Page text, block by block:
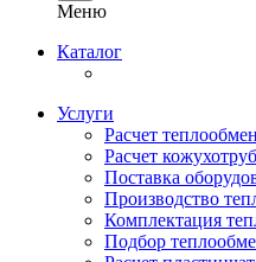
Меню
Каталог
Услуги
Расчет
Расчет
Поставка
Производство
Комплектация
Подбор